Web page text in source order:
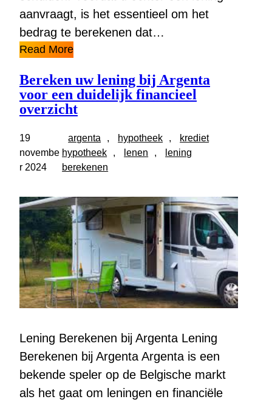
aanvraagt, is het essentieel om het
bedrag te berekenen dat…
Read More
Bereken uw lening bij Argenta
voor een duidelijk financieel
overzicht
19
novembe
r 2024
argenta , hypotheek ,
krediet
hypotheek
, lenen ,
lening
berekenen
Lening Berekenen bij Argenta Lening
Berekenen bij Argenta Argenta is een
bekende speler op de Belgische markt
als het gaat om leningen en financiële